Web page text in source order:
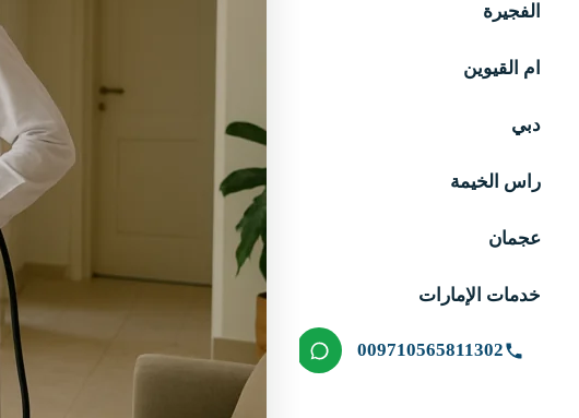
الفجيرة
ام القيوين
دبي
راس الخيمة
عجمان
خدمات الإمارات
009710565811302